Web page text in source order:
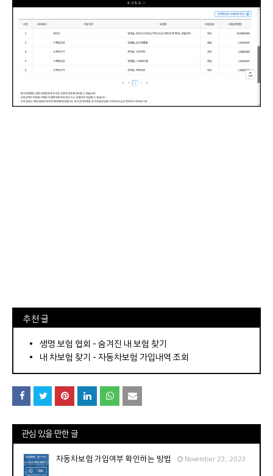
⠀추천 글
⠀­­­­­­­­؜؜؜؜­­­­­­­­؜؜؜؜• 생명 보험 협회 - 숨겨진 내 보험 찾기
내 차보험 찾기 - 자동차보험 가입내역 조회
관심 있을 만한 글
자동차보험 가입여부 확인하는 방법 November 23, 2023